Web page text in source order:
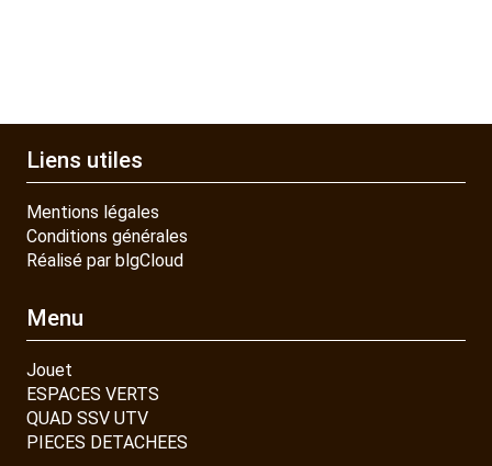
Liens utiles
Mentions légales
Conditions générales
Réalisé par blgCloud
Menu
Jouet
ESPACES VERTS
QUAD SSV UTV
PIECES DETACHEES